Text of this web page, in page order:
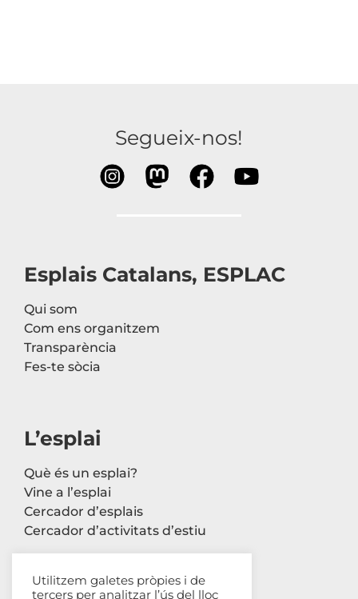
Segueix-nos!
Esplais Catalans, ESPLAC
Qui som
Com ens organitzem
Transparència
Fes-te sòcia
L’esplai
Què és un esplai?
Vine a l’esplai
Cercador d’esplais
Cercador d’activitats d’estiu
Utilitzem galetes pròpies i de
tercers per analitzar l’ús del lloc